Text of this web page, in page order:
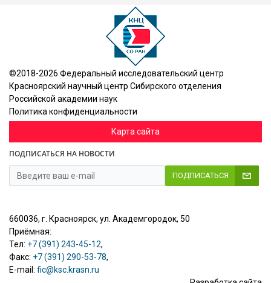
©2018-2026 Федеральный исследовательский центр
Красноярский научный центр Сибирского отделения
Российской академии наук
Политика конфиденциальности
Карта сайта
ПОДПИСАТЬСЯ НА НОВОСТИ
ПОДПИСАТЬСЯ
660036, г. Красноярск, ул. Академгородок, 50
Приёмная:
Тел: +7 (391) 243-45-12,
Факс: +7 (391) 290-53-78,
E-mail: fic@ksc.krasn.ru